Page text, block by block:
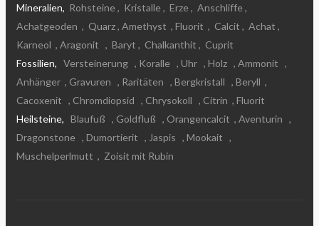
Mineralien, Rohsteine , Kristalle , Erze , Anschliffe ,
Achatgeoden , Quarz, Amethyst , Fluorit , Calcit , Achat ,
Karneol , Aragonit , Baryt , Chalkanthit , Cuprit
Fossilien, Versteinerung , Koralle , Uhr , Holz , Ammonit ,
Anhänger , Gravuren , Raritäten , Bergkristall , Beryll ,
Cacoxenit , Chromdiopsid , Chrysokoll , Citrin , Fluorit
Heilsteine, Blaufuß , Goldfluß , Orangencalcit , Aventurin ,
Dragonstone , Dumortierit , Jaspis , Mookait ,
Muschelperlmutt , Zoisit mit Rubin